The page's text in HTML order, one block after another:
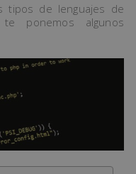
tipos de lenguajes de
ponemos algunos